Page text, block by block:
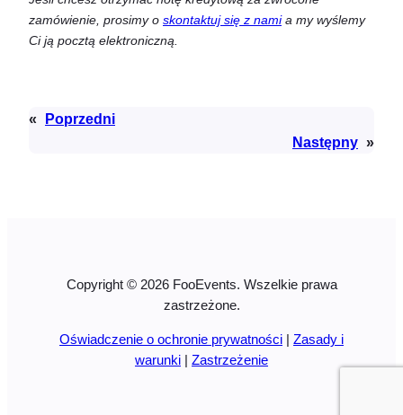
zamówienie, prosimy o skontaktuj się z namia my wyślemy
Ci ją pocztą elektroniczną.
«
Poprzedni
Następny »
Copyright © 2026 FooEvents. Wszelkie prawa
zastrzeżone.
Oświadczenie o ochronie prywatności | Zasady i
warunki | Zastrzeżenie